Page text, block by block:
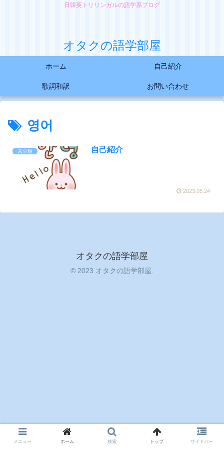
日韓英トリリンガルの語学系ブログ
オタクの語学部屋
ホーム 自己紹介
歌詞和訳 お問い合わせ
영어
未分類 自己紹介
2023.05.24
オタクの語学部屋
© 2023 オタクの語学部屋.
メニュー ホーム 検索 トップ サイドバー